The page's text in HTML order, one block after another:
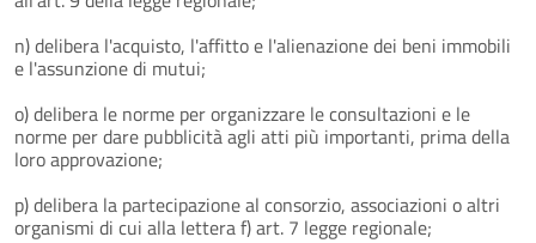
n) delibera l'acquisto, l'affitto e l'alienazione dei beni immobili
e l'assunzione di mutui;
o) delibera le norme per organizzare le consultazioni e le
norme per dare pubblicità agli atti più importanti, prima della
loro approvazione;
p) delibera la partecipazione al consorzio, associazioni o altri
organismi di cui alla lettera f) art. 7 legge regionale;